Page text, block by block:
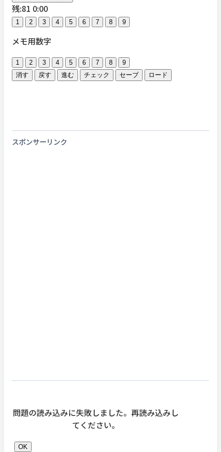
残:81 0:00
1 2 3 4 5 6 7 8 9
メモ用数字
1 2 3 4 5 6 7 8
9
消す
戻す 進む チェック セーブ ロード
スポンサーリンク
問題の読み込みに失敗しました。再読み込みし
てください。
OK